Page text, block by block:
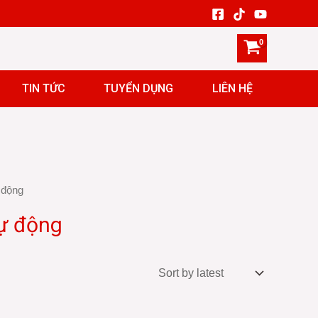
TIN TỨC TUYỂN DỤNG LIÊN HỆ
động